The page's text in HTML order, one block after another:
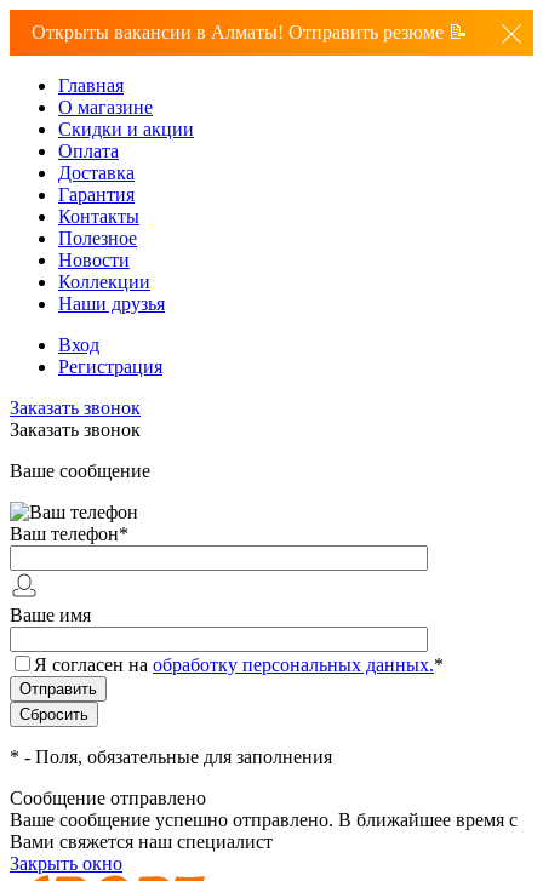
Открыты вакансии в Алматы! Отправить резюме 📝
Главная
О магазине
Скидки и акции
Оплата
Доставка
Гарантия
Контакты
Полезное
Новости
Коллекции
Наши друзья
Вход
Регистрация
Заказать звонок
Заказать звонок
Ваше сообщение
Ваш телефон*
Ваше имя
Я согласен на обработку персональных данных.*
* - Поля, обязательные для заполнения
Сообщение отправлено
Ваше сообщение успешно отправлено. В ближайшее время с
Вами свяжется наш специалист
Закрыть окно